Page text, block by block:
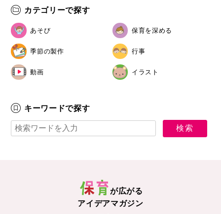
カテゴリーで探す
あそび 保育を深める
季節の製作 行事
動画 イラスト
キーワードで探す
が広がる
アイデアマガジン